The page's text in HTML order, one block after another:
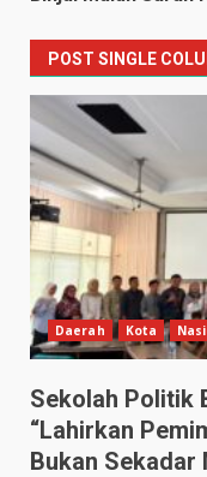
POST SINGLE
Daerah Kota
Sekolah Politik
“Lahirkan
Bukan Sekadar